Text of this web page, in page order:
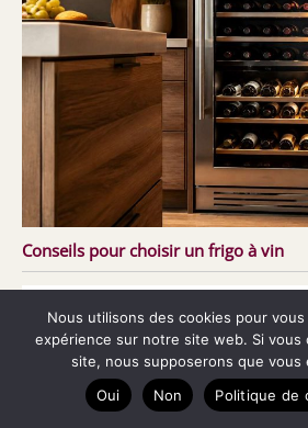
Conseils pour choisir un frigo à vin
Nous utilisons des cookies pour
expérience sur notre site web. Si vous
site, nous supposerons que vous
Oui
Non Politique de